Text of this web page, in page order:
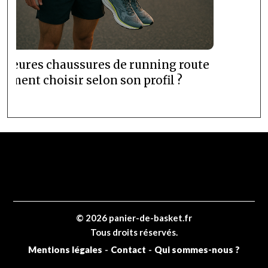
chaussures de running route
choisir selon son profil ?
© 2026 panier-de-basket.fr
Tous droits réservés.
Mentions légales - Contact - Qui sommes-nous ?